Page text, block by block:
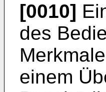
[0010]
des
einem